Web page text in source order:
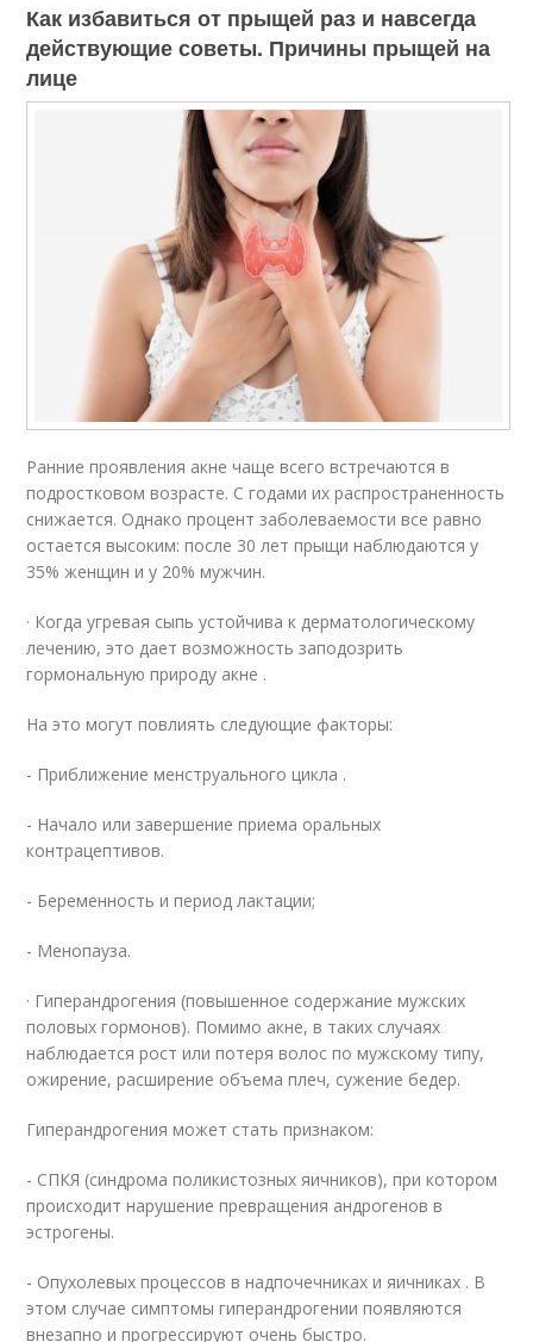
Как избавиться от прыщей раз и навсегда
действующие советы. Причины прыщей на
лице
Ранние проявления акне чаще всего встречаются в
подростковом возрасте. С годами их распространенность
снижается. Однако процент заболеваемости все равно
остается высоким: после 30 лет прыщи наблюдаются у
35% женщин и у 20% мужчин.
· Когда угревая сыпь устойчива к дерматологическому
лечению, это дает возможность заподозрить
гормональную природу акне .
На это могут повлиять следующие факторы:
- Приближение менструального цикла .
- Начало или завершение приема оральных
контрацептивов.
- Беременность и период лактации;
- Менопауза.
· Гиперандрогения (повышенное содержание мужских
половых гормонов). Помимо акне, в таких случаях
наблюдается рост или потеря волос по мужскому типу,
ожирение, расширение объема плеч, сужение бедер.
Гиперандрогения может стать признаком:
- СПКЯ (синдрома поликистозных яичников), при котором
происходит нарушение превращения андрогенов в
эстрогены.
- Опухолевых процессов в надпочечниках и яичниках . В
этом случае симптомы гиперандрогении появляются
внезапно и прогрессируют очень быстро.